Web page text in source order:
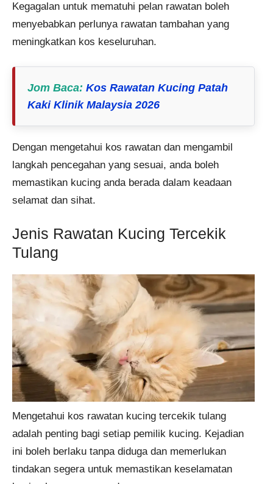
Kegagalan untuk mematuhi pelan rawatan boleh
menyebabkan perlunya rawatan tambahan yang
meningkatkan kos keseluruhan​​.
Jom Baca: Kos Rawatan Kucing Patah
Kaki Klinik Malaysia 2026
Dengan mengetahui kos rawatan dan mengambil
langkah pencegahan yang sesuai, anda boleh
memastikan kucing anda berada dalam keadaan
selamat dan sihat.
Jenis Rawatan Kucing Tercekik
Tulang
Mengetahui kos rawatan kucing tercekik tulang
adalah penting bagi setiap pemilik kucing. Kejadian
ini boleh berlaku tanpa diduga dan memerlukan
tindakan segera untuk memastikan keselamatan